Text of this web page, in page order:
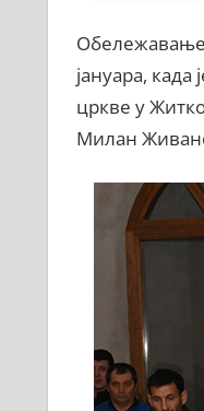
Обележавање
јануара,
цркве у
Милан